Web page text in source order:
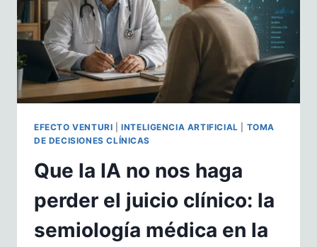
EFECTO VENTURI |INTELIGENCIA ARTIFICIAL
TOMA
DE DECISIONES CLÍNICAS
Que la IA no nos haga
perder el juicio clínico: la
semiología médica en la